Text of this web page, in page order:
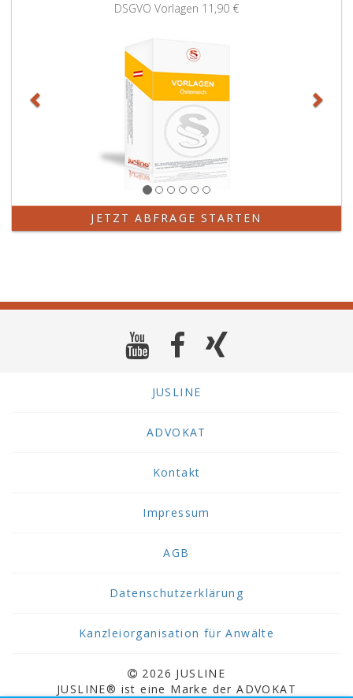
DSGVO Vorlagen 11,90 €
JETZT ABFRAGE STARTEN
JUSLINE
ADVOKAT
Kontakt
Impressum
AGB
Datenschutzerklärung
Kanzleiorganisation für Anwälte
2026 JUSLINE
JUSLINE® ist eine Marke der ADVOKAT